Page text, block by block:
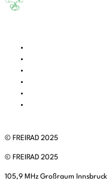
© FREIRAD 2025
© FREIRAD 2025
105,9 MHz Großraum Innsbruck